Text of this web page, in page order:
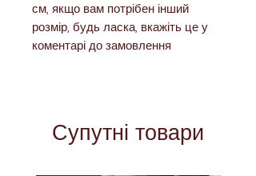
см, якщо вам потрібен інший
розмір, будь ласка, вкажіть це у
коментарі до замовлення
Супутні товари